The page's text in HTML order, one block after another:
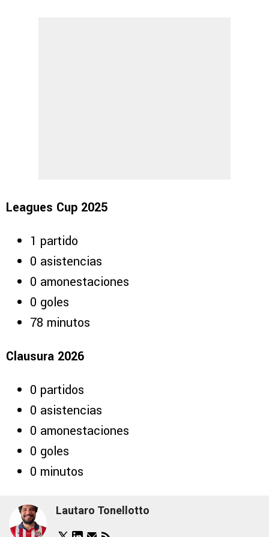
Leagues Cup 2025
1 partido
0 asistencias
0 amonestaciones
0 goles
78 minutos
Clausura 2026
0 partidos
0 asistencias
0 amonestaciones
0 goles
0 minutos
Lautaro Tonellotto